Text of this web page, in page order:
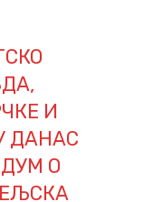
И
ДАНАС
О